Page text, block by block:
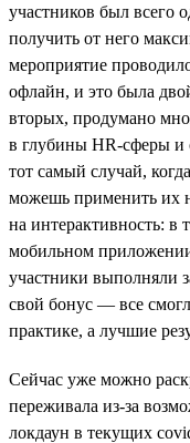
участников был всего
получить от него
мероприятие
офлайн, и это была
вторых, продумано
в глубины HR-сферы
тот самый случай,
можешь применить их
на интерактивность: в
мобильном
участники выполняли
свой бонус — все
практике, а лучшие
Сейчас уже можно
переживала из-за
локдаун в текущих